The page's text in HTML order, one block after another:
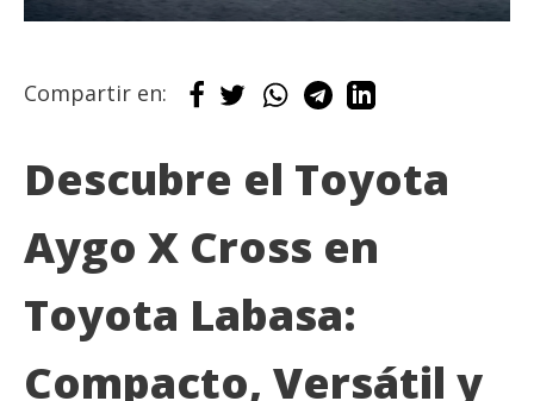
Compartir en:
Descubre el Toyota
Aygo X Cross en
Toyota Labasa:
Compacto, Versátil y